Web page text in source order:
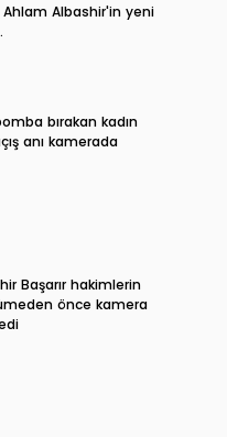
Albashir'in yeni
bırakan kadın
anı kamerada
Başarır hakimlerin
önce kamera